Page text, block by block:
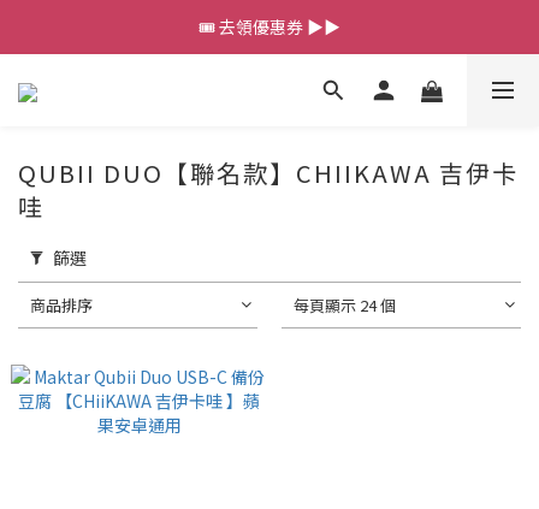
💰新會員送 $88 購物金
🎟️ 去領優惠券 ▶▶
💰新會員送 $88 購物金
QUBII DUO【聯名款】CHIIKAWA 吉伊卡
哇
篩選
商品排序 每頁顯示 24 個